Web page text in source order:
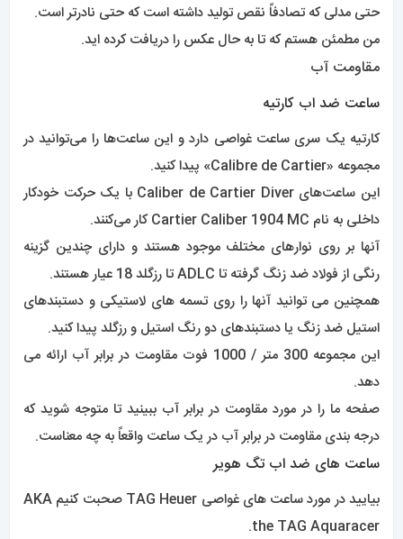
حتی مدلی که تصادفاً نقص تولید داشته است که حتی نادرتر است.
من مطمئن هستم که تا به حال عکس را دریافت کرده اید.
مقاومت آب
ساعت ضد اب کارتیه
کارتیه یک سری ساعت غواصی دارد و این ساعت‌ها را می‌توانید در
مجموعه «Calibre de Cartier» پیدا کنید.
این ساعت‌های Caliber de Cartier Diver با یک حرکت خودکار
داخلی به نام Cartier Caliber 1904 MC کار می‌کنند.
آنها بر روی نوارهای مختلف موجود هستند و دارای چندین گزینه
رنگی از فولاد ضد زنگ گرفته تا ADLC تا رزگلد 18 عیار هستند.
همچنین می توانید آنها را روی تسمه های لاستیکی و دستبندهای
استیل ضد زنگ یا دستبندهای دو رنگ استیل و رزگلد پیدا کنید.
این مجموعه 300 متر / 1000 فوت مقاومت در برابر آب ارائه می
دهد.
صفحه ما را در مورد مقاومت در برابر آب ببینید تا متوجه شوید که
درجه بندی مقاومت در برابر آب در یک ساعت واقعاً به چه معناست.
ساعت های ضد اب تگ هویر
بیایید در مورد ساعت های غواصی TAG Heuer صحبت کنیم AKA
the TAG Aquaracer.